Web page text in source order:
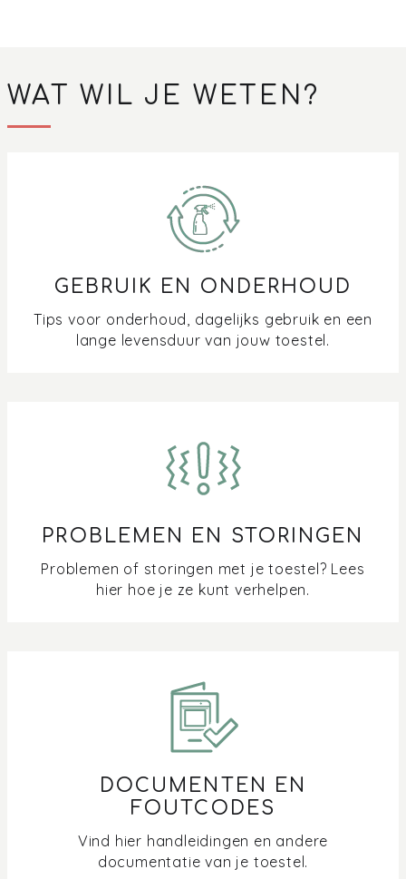
WAT WIL JE WETEN?
GEBRUIK EN ONDERHOUD
Tips voor onderhoud, dagelijks gebruik en een
lange levensduur van jouw toestel.
PROBLEMEN EN STORINGEN
Problemen of storingen met je toestel? Lees
hier hoe je ze kunt verhelpen.
DOCUMENTEN EN
FOUTCODES
Vind hier handleidingen en andere
documentatie van je toestel.